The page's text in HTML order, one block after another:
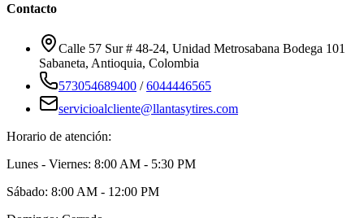
Contacto
Calle 57 Sur # 48-24, Unidad Metrosabana Bodega 101
Sabaneta, Antioquia, Colombia
573054689400 /6044446565
servicioalcliente@llantasytires.com
Horario de atención:
Lunes - Viernes: 8:00 AM - 5:30 PM
Sábado: 8:00 AM - 12:00 PM